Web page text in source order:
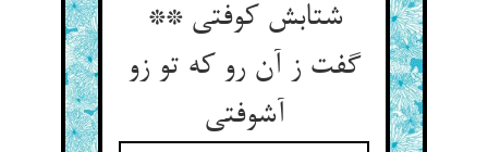
شتابش کوفتی **
گفت ز آن رو که تو زو
آشوفتی‏